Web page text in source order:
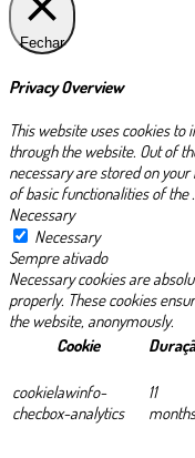
Fechar
Privacy Overview
This website uses cookies
through the website. Out of
necessary are stored on
of basic functionalities of the
Necessary
Necessary
Sempre ativado
Necessary cookies are
properly. These cookies
the website, anonymously.
Cookie
cookielawinfo-
checbox-analytics
11
months